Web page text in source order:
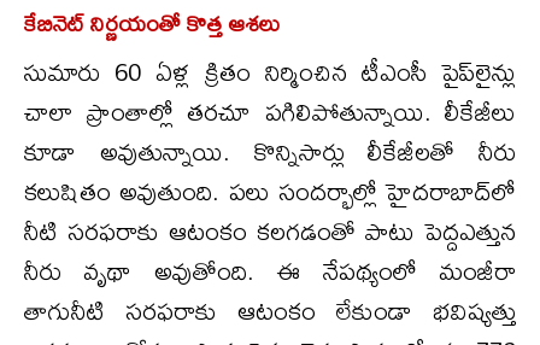
కేబినెట్ నిర్ణయంతో కొత్త ఆశలు
సుమారు 60 ఏళ్ల‌ క్రితం నిర్మించిన‌ టీఎంసీ పైప్‌లైన్లు
చాలా ప్రాంతాల్లో తరచూ పగిలిపోతున్నాయి. లీకేజీలు
కూడా అవుతున్నాయి. కొన్నిసార్లు లీకేజీలతో నీరు
కలుషితం అవుతుంది. పలు సందర్భాల్లో హైదరాబాద్‌లో
నీటి సరఫరాకు ఆటంకం క‌ల‌గ‌డంతో పాటు పెద్దఎత్తున
నీరు వృథా అవుతోంది. ఈ నేపథ్యంలో మంజీరా
తాగునీటి సరఫరాకు ఆటంకం లేకుండా భవిష్యత్తు